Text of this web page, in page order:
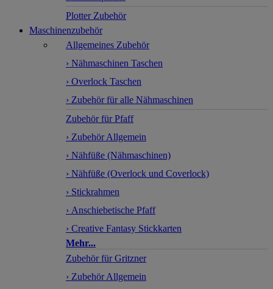
Plotter Zubehör
Maschinenzubehör
Allgemeines Zubehör
› Nähmaschinen Taschen
› Overlock Taschen
› Zubehör für alle Nähmaschinen
Zubehör für Pfaff
› Zubehör Allgemein
› Nähfüße (Nähmaschinen)
› Nähfüße (Overlock und Coverlock)
› Stickrahmen
› Anschiebetische Pfaff
› Creative Fantasy Stickkarten
Mehr...
Zubehör für Gritzner
› Zubehör Allgemein